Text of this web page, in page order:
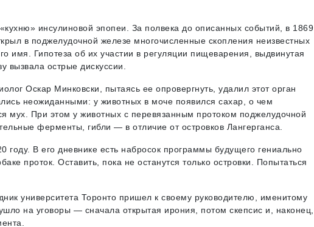
инсулиновой эпопеи. За полвека до описанных событий, в 1869
в поджелудочной железе многочисленные скопления неизвестных
имя. Гипотеза об их участии в регуляции пищеварения, выдвинутая
вызвала острые дискуссии.
Оскар Минковски, пытаясь ее опровергнуть, удалил этот орган
неожиданными: у животных в моче появился сахар, о чем
мух. При этом у животных с перевязанным протоком поджелудочной
ферменты, гибли — в отличие от островков Лангерганса.
году. В его дневнике есть набросок программы будущего гениально
проток. Оставить, пока не останутся только островки. Попытаться
университета Торонто пришел к своему руководителю, именитому
на уговоры — сначала открытая ирония, потом скепсис и, наконец,